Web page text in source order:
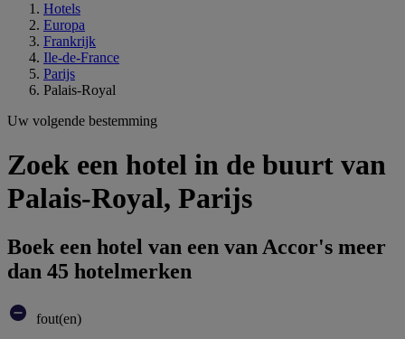
Hotels
Europa
Frankrijk
Ile-de-France
Parijs
Palais-Royal
Uw volgende bestemming
Zoek een hotel in de buurt van
Palais-Royal, Parijs
Boek een hotel van een van Accor's meer
dan 45 hotelmerken
fout(en)